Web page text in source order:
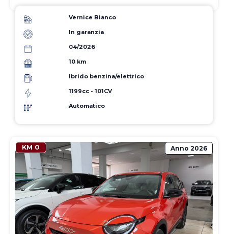
Vernice Bianco
In garanzia
04/2026
10 km
Ibrido benzina/elettrico
1199cc - 101CV
Automatico
KM 0 Anno 2026